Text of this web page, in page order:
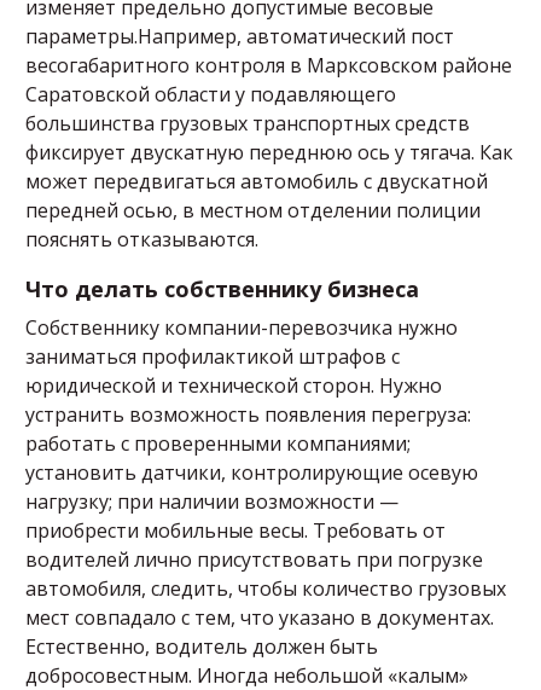
изменяет предельно допустимые весовые
параметры.Например, автоматический пост
весогабаритного контроля в Марксовском районе
Саратовской области у подавляющего
большинства грузовых транспортных средств
фиксирует двускатную переднюю ось у тягача. Как
может передвигаться автомобиль с двускатной
передней осью, в местном отделении полиции
пояснять отказываются.
Что делать собственнику бизнеса
Собственнику компании-перевозчика нужно
заниматься профилактикой штрафов с
юридической и технической сторон. Нужно
устранить возможность появления перегруза:
работать с проверенными компаниями;
установить датчики, контролирующие осевую
нагрузку; при наличии возможности —
приобрести мобильные весы. Требовать от
водителей лично присутствовать при погрузке
автомобиля, следить, чтобы количество грузовых
мест совпадало с тем, что указано в документах.
Естественно, водитель должен быть
добросовестным. Иногда небольшой «калым»